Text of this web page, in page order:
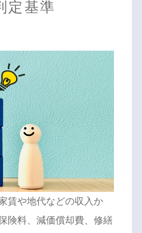
定基準
賃や地代などの収入か
険料、減価償却費、修繕